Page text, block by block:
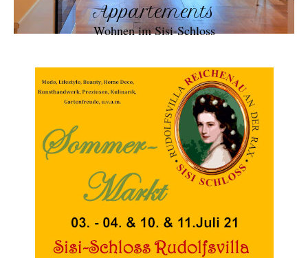
Appartements
Wohnen im Sisi-Schloss